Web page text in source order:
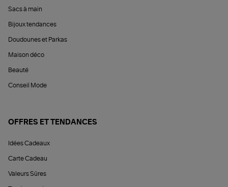
Sacs à main
Bijoux tendances
Doudounes et Parkas
Maison déco
Beauté
Conseil Mode
OFFRES ET TENDANCES
Idées Cadeaux
Carte Cadeau
Valeurs Sûres